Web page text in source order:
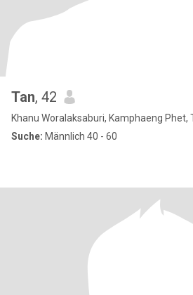
Tan, 42
Khanu Woralaksaburi, Kamphaeng Phet,
Suche: Männlich 40 - 60